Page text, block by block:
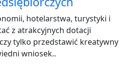
hotelarstwa, turystyki i
z atrakcyjnych dotacji
tylko przedstawić kreatywny
wniosek..